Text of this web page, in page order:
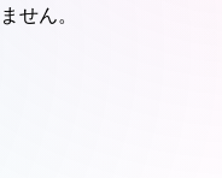
せん。